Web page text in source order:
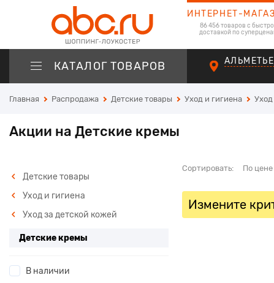
ИНТЕРНЕТ-
86 456 товаров с
доставкой по
КАТАЛОГ ТОВАРОВ
Главная Распродажа Детские товары Уход и гигиена Уход
Акции на Детские кремы
Детские товары
Уход и гигиена
Уход за детской кожей
Детские кремы
В наличии
Сортировать: По цене
Измените